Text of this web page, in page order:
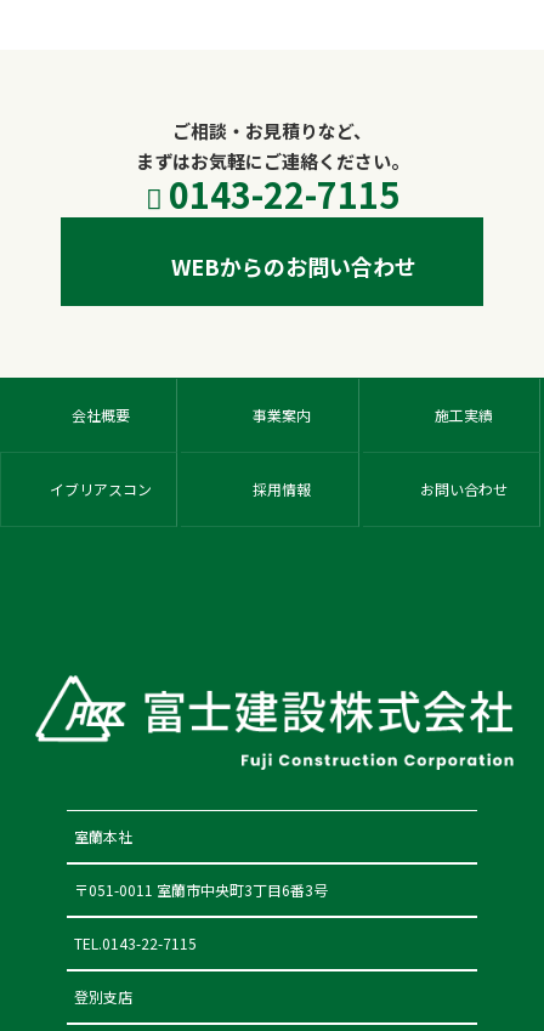
ご相談・お見積りなど、
まずはお気軽にご連絡ください。
0143-22-7115
WEBからのお問い合わせ
会社概要 事業案内 施工実績
イブリアスコン 採用情報 お問い合わせ
室蘭本社
〒051-0011 室蘭市中央町3丁目6番3号
TEL.0143-22-7115
登別支店